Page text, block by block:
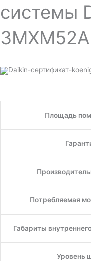
системы
3MXM52A
Площадь
Потребляемая
Габариты
Уровень